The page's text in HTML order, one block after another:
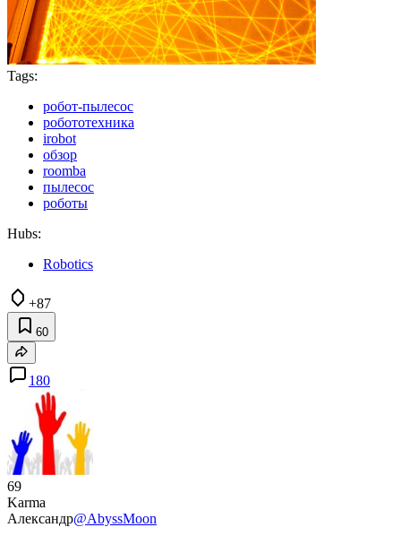
Tags:
робот-пылесос
робототехника
irobot
обзор
roomba
пылесос
роботы
Hubs:
Robotics
+87
60
180
69
Karma
Александр@AbyssMoon